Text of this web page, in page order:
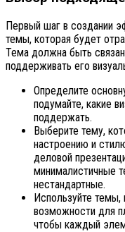
Первый шаг в создании
темы, которая будет
Тема должна быть
поддерживать его
Определите
подумайте, какие
поддержать.
Выберите тему,
настроению и
деловой
минималистичные
нестандартные.
Используйте
возможности для
чтобы каждый